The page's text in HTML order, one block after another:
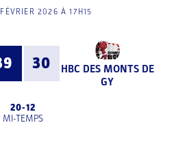
2026 À 17H15
30
HBC DES MONTS DE
GY
20-12
MI-TEMPS